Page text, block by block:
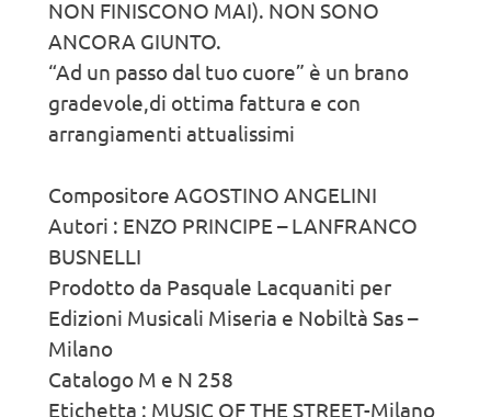
NON FINISCONO MAI). NON SONO
ANCORA GIUNTO.
“Ad un passo dal tuo cuore” è un brano
gradevole,di ottima fattura e con
arrangiamenti attualissimi
Compositore AGOSTINO ANGELINI
Autori : ENZO PRINCIPE – LANFRANCO
BUSNELLI
Prodotto da Pasquale Lacquaniti per
Edizioni Musicali Miseria e Nobiltà Sas –
Milano
Catalogo M e N 258
Etichetta : MUSIC OF THE STREET-Milano